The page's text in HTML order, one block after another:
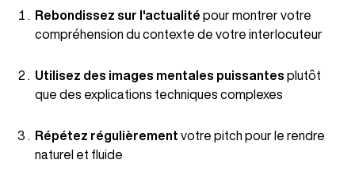
Rebondissez sur l'actualité pour montrer votre
compréhension du contexte de votre interlocuteur
Utilisez des images mentales puissantes plutôt
que des explications techniques complexes
Répétez régulièrement votre pitch pour le rendre
naturel et fluide